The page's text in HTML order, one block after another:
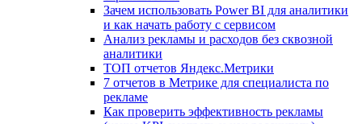
Зачем использовать Power BI для аналитики
и как начать работу с сервисом
Анализ рекламы и расходов без сквозной
аналитики
ТОП отчетов Яндекс.Метрики
7 отчетов в Метрике для специалиста по
рекламе
Как проверить эффективность рекламы